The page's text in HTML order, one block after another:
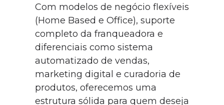
Com modelos de negócio flexíveis
(Home Based e Office), suporte
completo da franqueadora e
diferenciais como sistema
automatizado de vendas,
marketing digital e curadoria de
produtos, oferecemos uma
estrutura sólida para quem deseja